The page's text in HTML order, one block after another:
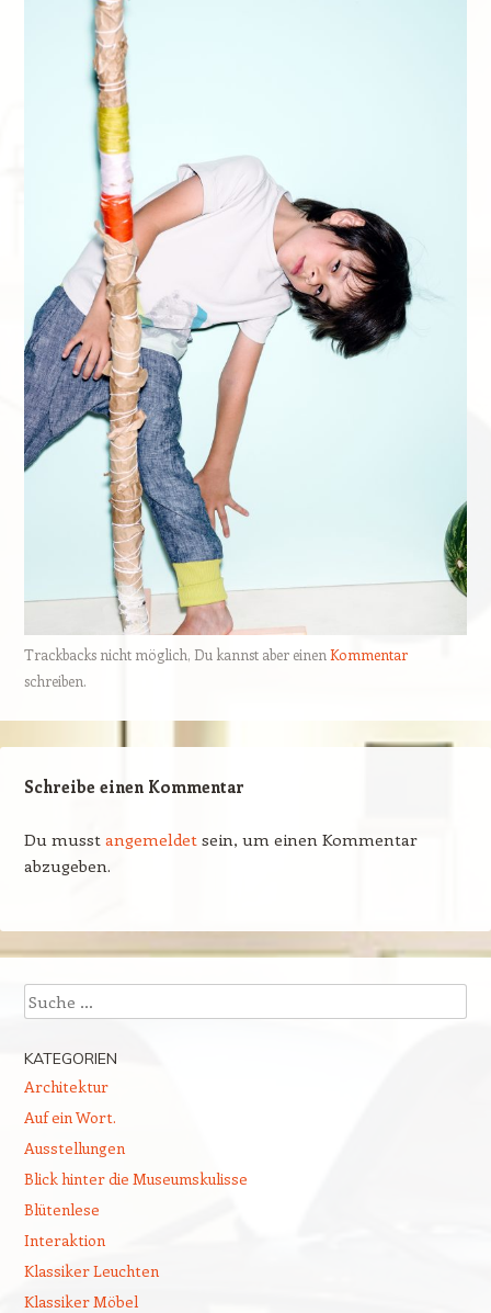
Trackbacks nicht möglich, Du kannst aber einen Kommentar
schreiben.
Schreibe einen Kommentar
Du musst angemeldet sein, um einen Kommentar
abzugeben.
Suchen
KATEGORIEN
Architektur
Auf ein Wort.
Ausstellungen
Blick hinter die Museumskulisse
Blütenlese
Interaktion
Klassiker Leuchten
Klassiker Möbel